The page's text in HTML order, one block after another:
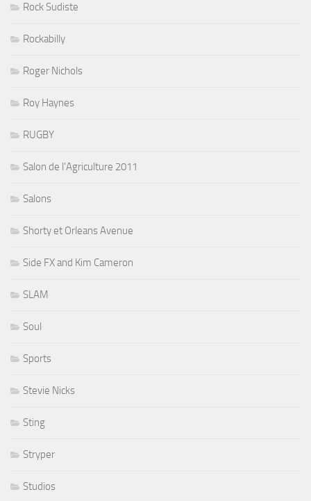
Rock Sudiste
Rockabilly
Roger Nichols
Roy Haynes
RUGBY
Salon de l'Agriculture 2011
Salons
Shorty et Orleans Avenue
Side FX and Kim Cameron
SLAM
Soul
Sports
Stevie Nicks
Sting
Stryper
Studios